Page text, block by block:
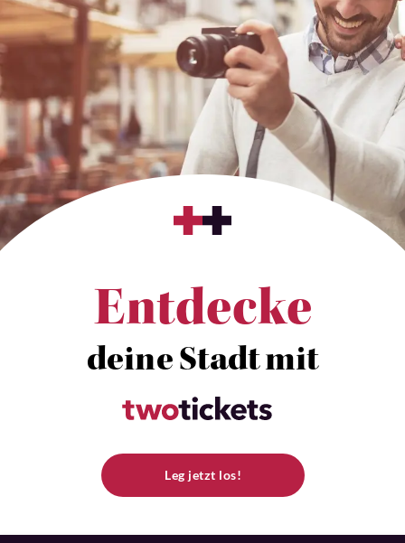
Entdecke
deine Stadt mit
Leg jetzt los!